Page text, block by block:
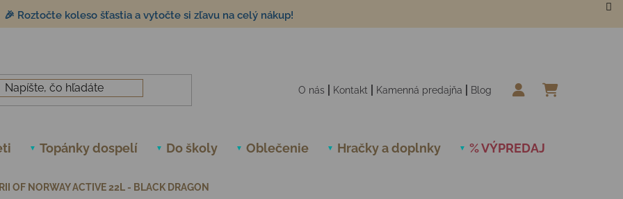
🎉 Roztočte koleso šťastia a vytočte si zľavu na celý nákup!
O nás Kontakt Kamenná predajňa Blog
Topánky dospelí Do školy Oblečenie Hračky a doplnky % VÝPREDAJ
OF NORWAY ACTIVE 22L - BLACK DRAGON